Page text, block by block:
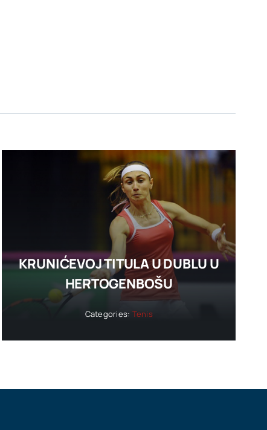
KRUNIĆEVOJ TITULA U DUBLU U
HERTOGENBOŠU
Categories: Tenis